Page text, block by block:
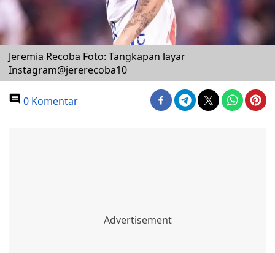
Jeremia Recoba Foto: Tangkapan layar
Instagram@jererecoba10
0 Komentar